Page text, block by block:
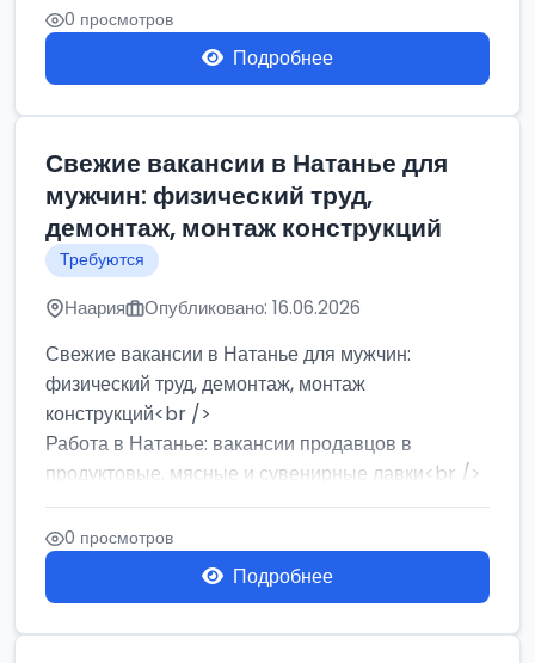
0 просмотров
Подробнее
Свежие вакансии в Натанье для
мужчин: физический труд,
демонтаж, монтаж конструкций
Требуются
Наария Опубликовано: 16.06.2026
Свежие вакансии в Натанье для мужчин:
физический труд, демонтаж, монтаж
конструкций<br />
Работа в Натанье: вакансии продавцов в
продуктовые, мясные и сувенирные лавки<br />
Разнорабочий на сборку м...
0 просмотров
Подробнее